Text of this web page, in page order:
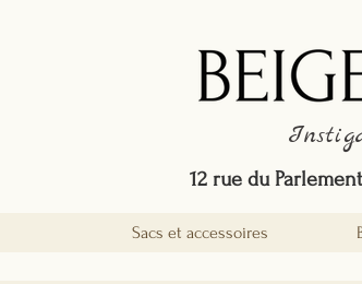
12 rue du
Sacs et accessoires